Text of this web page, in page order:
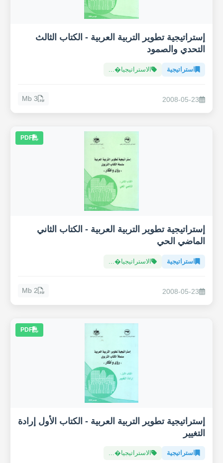
إستراتيجية تطوير التربية العربية - الكتاب الثالث
التحدي والصمود
استراتيجية الاستراتيجيا�...
2008-05-23
3 Mb
PDF
إستراتيجية تطوير التربية العربية - الكتاب الثاني
الماضي الحي
استراتيجية الاستراتيجيا�...
2008-05-23
2 Mb
PDF
إستراتيجية تطوير التربية العربية - الكتاب الأول إرادة
التغيير
استراتيجية الاستراتيجيا�...